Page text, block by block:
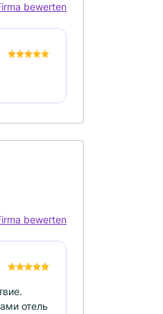
bewerten
bewerten
отель